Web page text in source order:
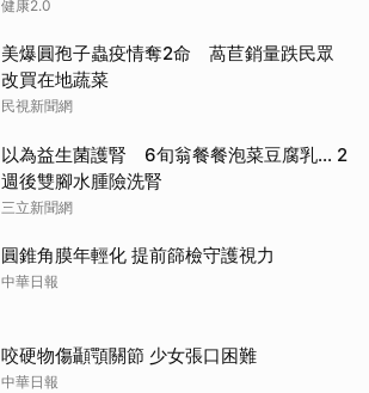
健康2.0
美爆圓孢子蟲疫情奪2命 萵苣銷量跌民眾
改買在地蔬菜
民視新聞網
以為益生菌護腎 6旬翁餐餐泡菜豆腐乳... 2
週後雙腳水腫險洗腎
三立新聞網
圓錐角膜年輕化 提前篩檢守護視力
中華日報
咬硬物傷顳顎關節 少女張口困難
中華日報